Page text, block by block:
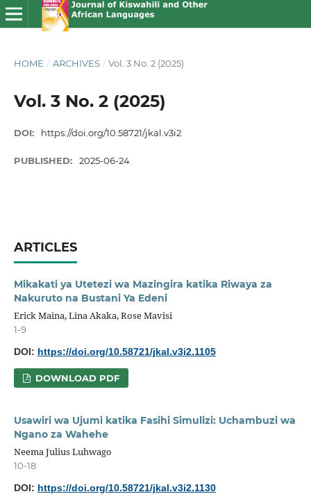
HOME / ARCHIVES / Vol. 3 No. 2 (2025)
Vol. 3 No. 2 (2025)
DOI: https://doi.org/10.58721/jkal.v3i2
PUBLISHED: 2025-06-24
ARTICLES
Mikakati ya Utetezi wa Mazingira katika Riwaya za
Nakuruto na Bustani Ya Edeni
Erick Maina, Lina Akaka, Rose Mavisi
1-9
DOI: https://doi.org/10.58721/jkal.v3i2.1105
DOWNLOAD PDF
Usawiri wa Ujumi katika Fasihi Simulizi: Uchambuzi wa
Ngano za Wahehe
Neema Julius Luhwago
10-18
DOI: https://doi.org/10.58721/jkal.v3i2.1130